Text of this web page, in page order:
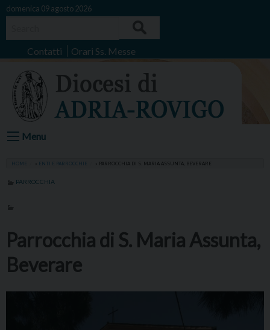
Skip
domenica 09 agosto 2026
Contatti Orari Ss. Messe
Menu
HOME ENTI E PARROCCHIE PARROCCHIA DI S. MARIA ASSUNTA, BEVERARE
PARROCCHIA
Parrocchia di S. Maria Assunta,
Beverare